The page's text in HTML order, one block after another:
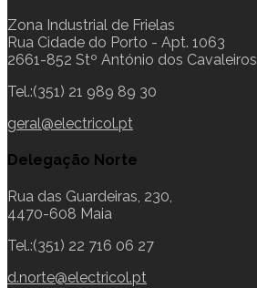
Zona Industrial de Frielas
Rua Cidade do Porto - Apt. 1063
2661-852 Stº António dos Cavaleiros
Tel.:(351) 21 989 89 30
geral@electricol.pt
Delegação Norte
Rua das Guardeiras, 230,
4470-608 Maia
Tel.:(351) 22 716 06 27
d.norte@electricol.pt